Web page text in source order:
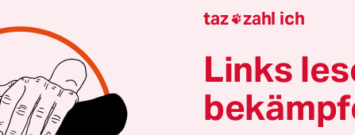
zentralamerikanische Land ist eine von weltweit
denen sie ausnahmslos illegal sind.
Frauen, die eine Schwangerschaft beenden –
durch eine Fehlgeburt
. Sie werden oft für Mord
verurteilt und sitzen ihre Haftstrafen unter
Bedingungen ab.
taz zahl ich
Links